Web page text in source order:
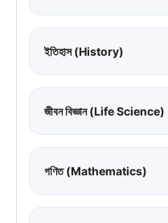
ইতিহাস (History)
জীবন বিজ্ঞান (Life Science)
গণিত (Mathematics)